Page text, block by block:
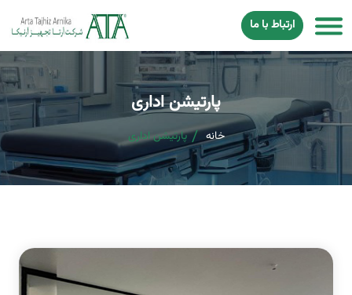
ارتباط با ما
پارتیشن اداری
خانه پارتیشن اداری